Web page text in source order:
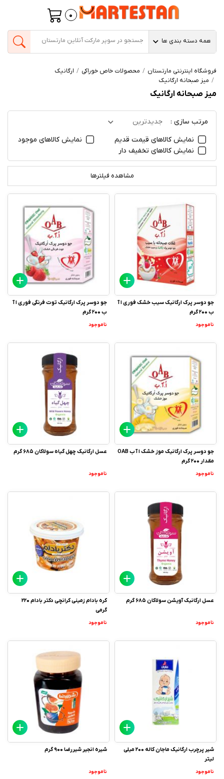
0
همه دسته بندی ها
فروشگاه اینترنتی مارتستان محصولات خاص خوراکی
ارگانیک
میز صبحانه ارگانیک
میز صبحانه ارگانیک
مرتب سازی :
جدیدترین
نمایش کالاهای قیمت قدیم
نمایش کالاهای موجود
نمایش کالاهای تخفیف دار
مشاهده فیلترها
جو دوسر پرک ارگانیک سیب خشک فوری ا آ
ب 200 گرم
ناموجود
جو دوسر پرک ارگانیک توت فرنگی فوری ا آ
ب 200 گرم
ناموجود
جو دوسر پرک ارگانیک موز خشک ا آ ب OAB
مقدار 200 گرم
ناموجود
عسل ارگانیک چهل گیاه سولاکان 685 گرم
ناموجود
عسل ارگانیک آویشن سولاکان 685 گرم
ناموجود
کره بادام زمینی کرانچی دکتر بادام 220
گرمی
ناموجود
شیر پرچرب ارگانیک ماجان کاله 200 میلی
لیتر
ناموجود
شیره انجیر شیررضا 900 گرم
ناموجود